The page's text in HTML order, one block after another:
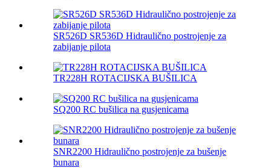
SR526D SR536D Hidraulično postrojenje za
zabijanje pilota
TR228H ROTACIJSKA BUŠILICA
SQ200 RC bušilica na gusjenicama
SNR2200 Hidraulično postrojenje za bušenje
bunara